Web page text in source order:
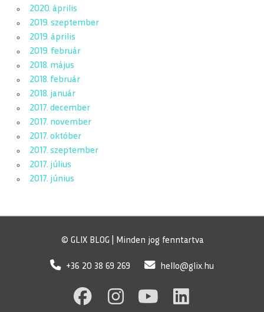
2020. április
2019. szeptember
2019. április
2019. február
2018. május
2018. február
2018. január
2017. december
2017. november
2017. október
2017. szeptember
2017. július
2017. június
© GLIX BLOG | Minden jog fenntartva
+36 20 38 69 269 hello@glix.hu